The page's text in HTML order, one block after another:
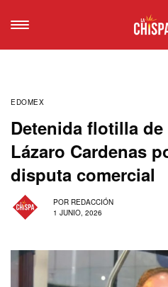
EDOMEX
Detenida flotilla
Lázaro Cardenas
disputa comercial
POR REDACCIÓN
1 JUNIO, 2026